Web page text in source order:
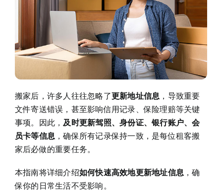
搬家后，许多人往往忽略了更新地址信息 ，导致重要
文件寄送错误，甚至影响信用记录、保险理赔等关键
事项。因此，及时更新驾照、身份证、银行账户、会
员卡等信息 ，确保所有记录保持一致，是每位租客搬
家后必做的重要任务。
本指南将详细介绍如何快速高效地更新地址信息 ，确
保你的日常生活不受影响。